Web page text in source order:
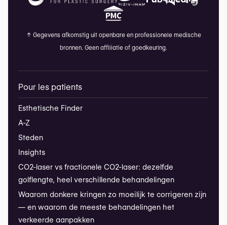
↑ Gegevens afkomstig uit openbare en professionele medische
bronnen. Geen affiliatie of goedkeuring.
Pour les patients
Esthetische Finder
A-Z
Steden
Insights
CO2-laser vs fractionele CO2-laser: dezelfde
golflengte, heel verschillende behandelingen
Waarom donkere kringen zo moeilijk te corrigeren zijn
— en waarom de meeste behandelingen het
verkeerde aanpakken